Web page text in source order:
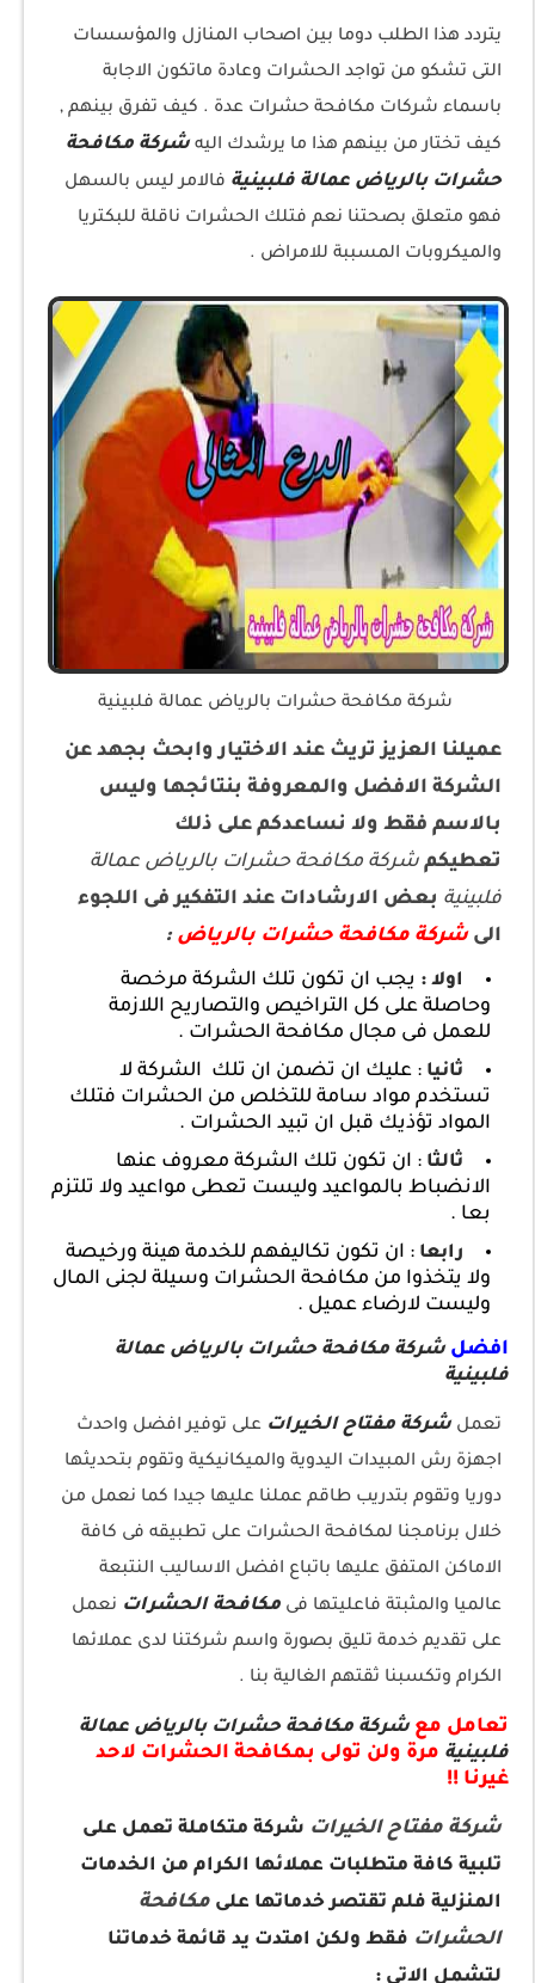
يتردد هذا الطلب دوما بين اصحاب المنازل والمؤسسات
التى تشكو من تواجد الحشرات وعادة ماتكون الاجابة
باسماء شركات مكافحة حشرات عدة . كيف تفرق بينهم ,
كيف تختار من بينهم هذا ما يرشدك اليهشركة مكافحة
حشرات بالرياض عمالة فلبينية فالامر ليس بالسهل
فهو متعلق بصحتنا نعم فتلك الحشرات ناقلة للبكتريا
والميكروبات المسببة للامراض .
شركة مكافحة حشرات بالرياض عمالة فلبينية
عميلنا العزيز تريث عند الاختيار وابحث بجهد عن
الشركة الافضل والمعروفة بنتائجها وليس
بالاسم فقط ولا نساعدكم على ذلك
تعطيكم شركة مكافحة حشرات بالرياض عمالة
فلبينية بعض الارشادات عند التفكير فى اللجوء
الىشركة مكافحة حشرات بالرياض :
اولا : يجب ان تكون تلك الشركة مرخصة
وحاصلة على كل التراخيص والتصاريح اللازمة
للعمل فى مجال مكافحة الحشرات .
ثانيا : عليك ان تضمن ان تلك الشركة لا
تستخدم مواد سامة للتخلص من الحشرات فتلك
المواد تؤذيك قبل ان تبيد الحشرات .
ثالثا : ان تكون تلك الشركة معروف عنها
الانضباط بالمواعيد وليست تعطى مواعيد ولا تلتزم
بعا .
رابعا : ان تكون تكاليفهم للخدمة هينة ورخيصة
ولا يتخذوا من مكافحة الحشرات وسيلة لجنى المال
وليست لارضاء عميل .
افضلشركة مكافحة حشرات بالرياض عمالة
فلبينية
تعملشركة مفتاح الخيرات على توفير افضل واحدث
اجهزة رش المبيدات اليدوية والميكانيكية وتقوم بتحديثها
دوريا وتقوم بتدريب طاقم عملنا عليها جيدا كما نعمل من
خلال برنامجنا لمكافحة الحشرات على تطبيقه فى كافة
الاماكن المتفق عليها باتباع افضل الاساليب النتبعة
عالميا والمثبتة فاعليتها فىمكافحة الحشرات نعمل
على تقديم خدمة تليق بصورة واسم شركتنا لدى عملائها
الكرام وتكسبنا ثقتهم الغالية بنا .
تعامل مع شركة مكافحة حشرات بالرياض عمالة
فلبينية مرة ولن تولى بمكافحة الحشرات لاحد
غيرنا !!
شركة مفتاح الخيرات شركة متكاملة تعمل على
تلبية كافة متطلبات عملائها الكرام من الخدمات
المنزلية فلم تقتصر خدماتها علىمكافحة
الحشرات فقط ولكن امتدت يد قائمة خدماتنا
لتشمل الاتى :